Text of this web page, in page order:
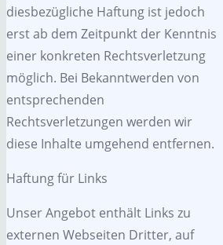
diesbezügliche Haftung ist jedoch
erst ab dem Zeitpunkt der Kenntnis
einer konkreten Rechtsverletzung
möglich. Bei Bekanntwerden von
entsprechenden
Rechtsverletzungen werden wir
diese Inhalte umgehend entfernen.
Haftung für Links
Unser Angebot enthält Links zu
externen Webseiten Dritter, auf